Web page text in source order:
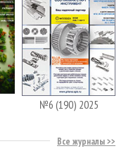
№6 (190) 2025
Все журналы